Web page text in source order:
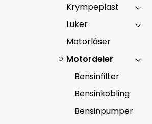
Krympeplast
Luker
Motorlåser
Motordeler
Bensinfilter
Bensinkobling
Bensinpumper